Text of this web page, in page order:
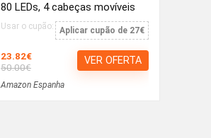
80 LEDs, 4 cabeças movíveis
Usar o cupão: Aplicar cupão de 27€
23.82€
50.00€
Amazon Espanha
VER OFERTA